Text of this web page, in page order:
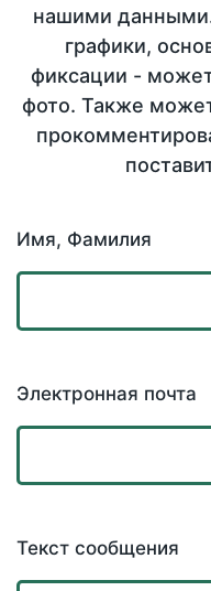
нашими данными.
графики,
фиксации -
фото. Также
Имя, Фамилия
Электронная почта
Текст сообщения